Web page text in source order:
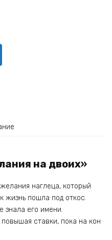
на двоих»
наглеца, который
жизнь пошла под откос.
знала его имени.
ставки, пока на кон